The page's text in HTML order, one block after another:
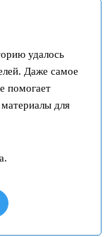
удалось
Даже самое
помогает
для